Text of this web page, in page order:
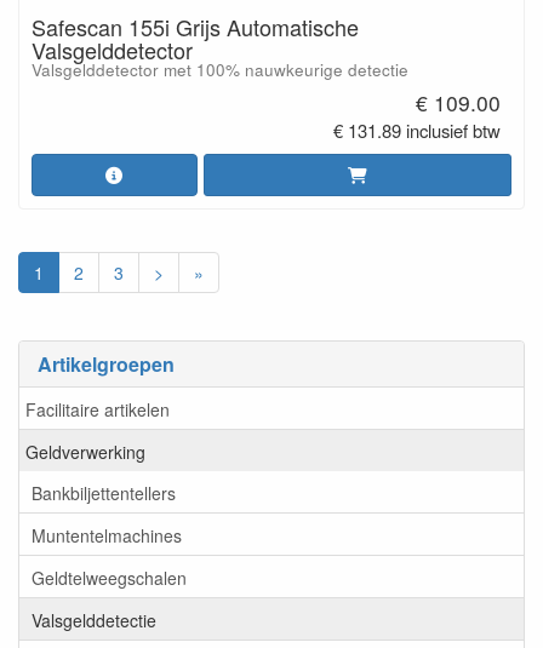
Artikelgroepen
Facilitaire artikelen
Geldverwerking
Bankbiljettentellers
Muntentelmachines
Geldtelweegschalen
Valsgelddetectie
Safescan 155i Grijs Automatische
Valsgelddetector
Valsgelddetector met 100% nauwkeurige detectie
€ 109.00
€ 131.89 inclusief btw
1 2 3 > »